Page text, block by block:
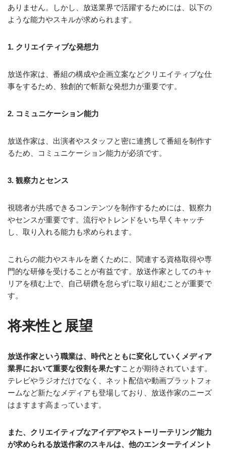
ありません。しかし、放送業界で活躍するためには、以下の
ような能力やスキルが求められます。
1. クリエイティブな発想力
放送作家は、番組の構成や企画立案などクリエイティブな仕
事をするため、独創的で斬新な発想力が重要です。
2. コミュニケーション能力
放送作家は、出演者やスタッフと密に連携して番組を制作す
るため、コミュニケーション能力が必須です。
3. 観察力とセンス
視聴者が共感できるコンテンツを制作するためには、観察力
やセンスが重要です。流行やトレンドをいち早くキャッチ
し、取り入れる能力も求められます。
これらの能力やスキルを磨くために、関連する資格取得や専
門的な研修を受けることが有益です。放送作家としてのキャ
リアを積む上で、自己研鑽を怠らずに取り組むことが重要で
す。
将来性と展望
放送作家という職業は、時代とともに変化していくメディア
業界において重要な役割を果たすことが期待されています。
テレビやラジオだけでなく、ネット配信や動画プラットフォ
ームなど新たなメディアも登場しており、放送作家のニーズ
はますます高まっています。
また、クリエイティブなアイデアやストーリーテリング能力
が求められる放送作家のスキルは、他のエンターテイメント